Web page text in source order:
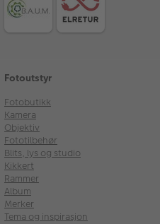
Fotoutstyr
Fotobutikk
Kamera
Objektiv
Fototilbehør
Blits, lys og studio
Kikkert
Rammer
Album
Merker
Tema og inspirasjon